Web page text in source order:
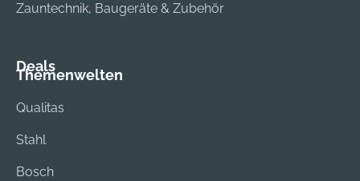
Zauntechnik, Baugeräte & Zubehör
Deals
Themenwelten
Qualitas
Stahl
Bosch